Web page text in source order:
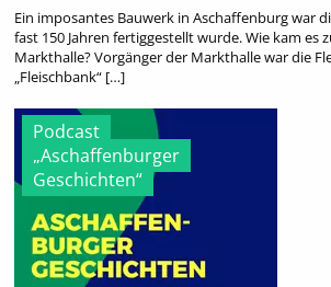
Ein imposantes Bauwerk in Aschaffenburg war
fast 150 Jahren fertiggestellt wurde. Wie kam es
Markthalle? Vorgänger der Markthalle war die
„Fleischbank“ […]
Podcast
„Aschaffenburger
Geschichten“